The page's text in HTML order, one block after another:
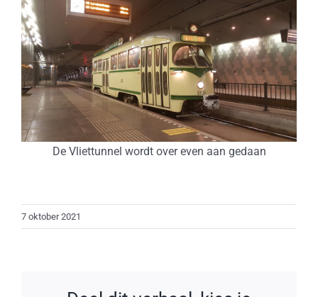
De Vliettunnel wordt over even aan gedaan
7 oktober 2021